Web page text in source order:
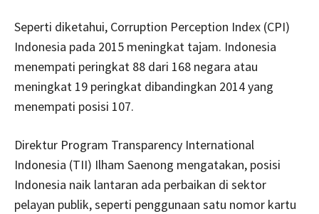
Seperti diketahui, Corruption Perception Index (CPI)
Indonesia pada 2015 meningkat tajam. Indonesia
menempati peringkat 88 dari 168 negara atau
meningkat 19 peringkat dibandingkan 2014 yang
menempati posisi 107.
Direktur Program Transparency International
Indonesia (TII) Ilham Saenong mengatakan, posisi
Indonesia naik lantaran ada perbaikan di sektor
pelayan publik, seperti penggunaan satu nomor kartu